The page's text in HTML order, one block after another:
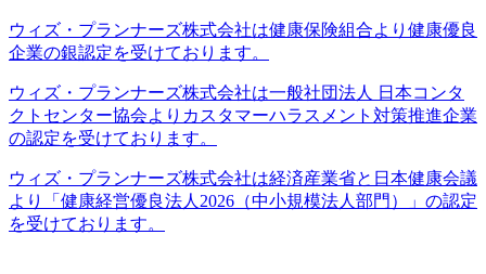
ウィズ・プランナーズ株式会社は健康保険組合より健康優良
企業の銀認定を受けております。
ウィズ・プランナーズ株式会社は一般社団法人 日本コンタ
クトセンター協会よりカスタマーハラスメント対策推進企業
の認定を受けております。
ウィズ・プランナーズ株式会社は経済産業省と日本健康会議
より「健康経営優良法人2026（中小規模法人部門）」の認定
を受けております。